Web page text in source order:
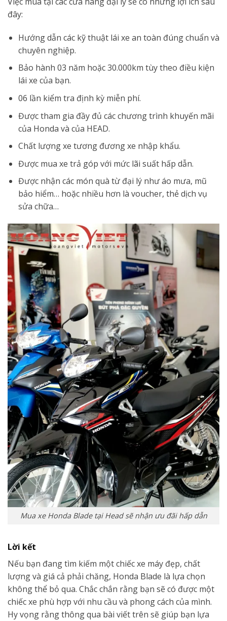
đây:
Hướng dẫn các kỹ thuật lái xe an toàn đúng chuẩn và
chuyên nghiệp.
Bảo hành 03 năm hoặc 30.000km tùy theo điều kiện
lái xe của bạn.
06 lần kiểm tra định kỳ miễn phí.
Được tham gia đầy đủ các chương trình khuyến mãi
của Honda và của HEAD.
Chất lượng xe tương đương xe nhập khẩu.
Được mua xe trả góp với mức lãi suất hấp dẫn.
Được nhận các món quà từ đại lý như áo mưa, mũ
bảo hiểm… hoặc nhiều hơn là voucher, thẻ dịch vụ
sửa chữa…
Mua xe Honda Blade tại Head sẽ nhận ưu đãi hấp dẫn
Lời kết
Nếu bạn đang tìm kiếm một chiếc xe máy đẹp, chất
lượng và giá cả phải chăng, Honda Blade là lựa chọn
không thể bỏ qua. Chắc chắn rằng bạn sẽ có được một
chiếc xe phù hợp với nhu cầu và phong cách của mình.
Hy vọng rằng thông qua bài viết trên sẽ giúp bạn lựa